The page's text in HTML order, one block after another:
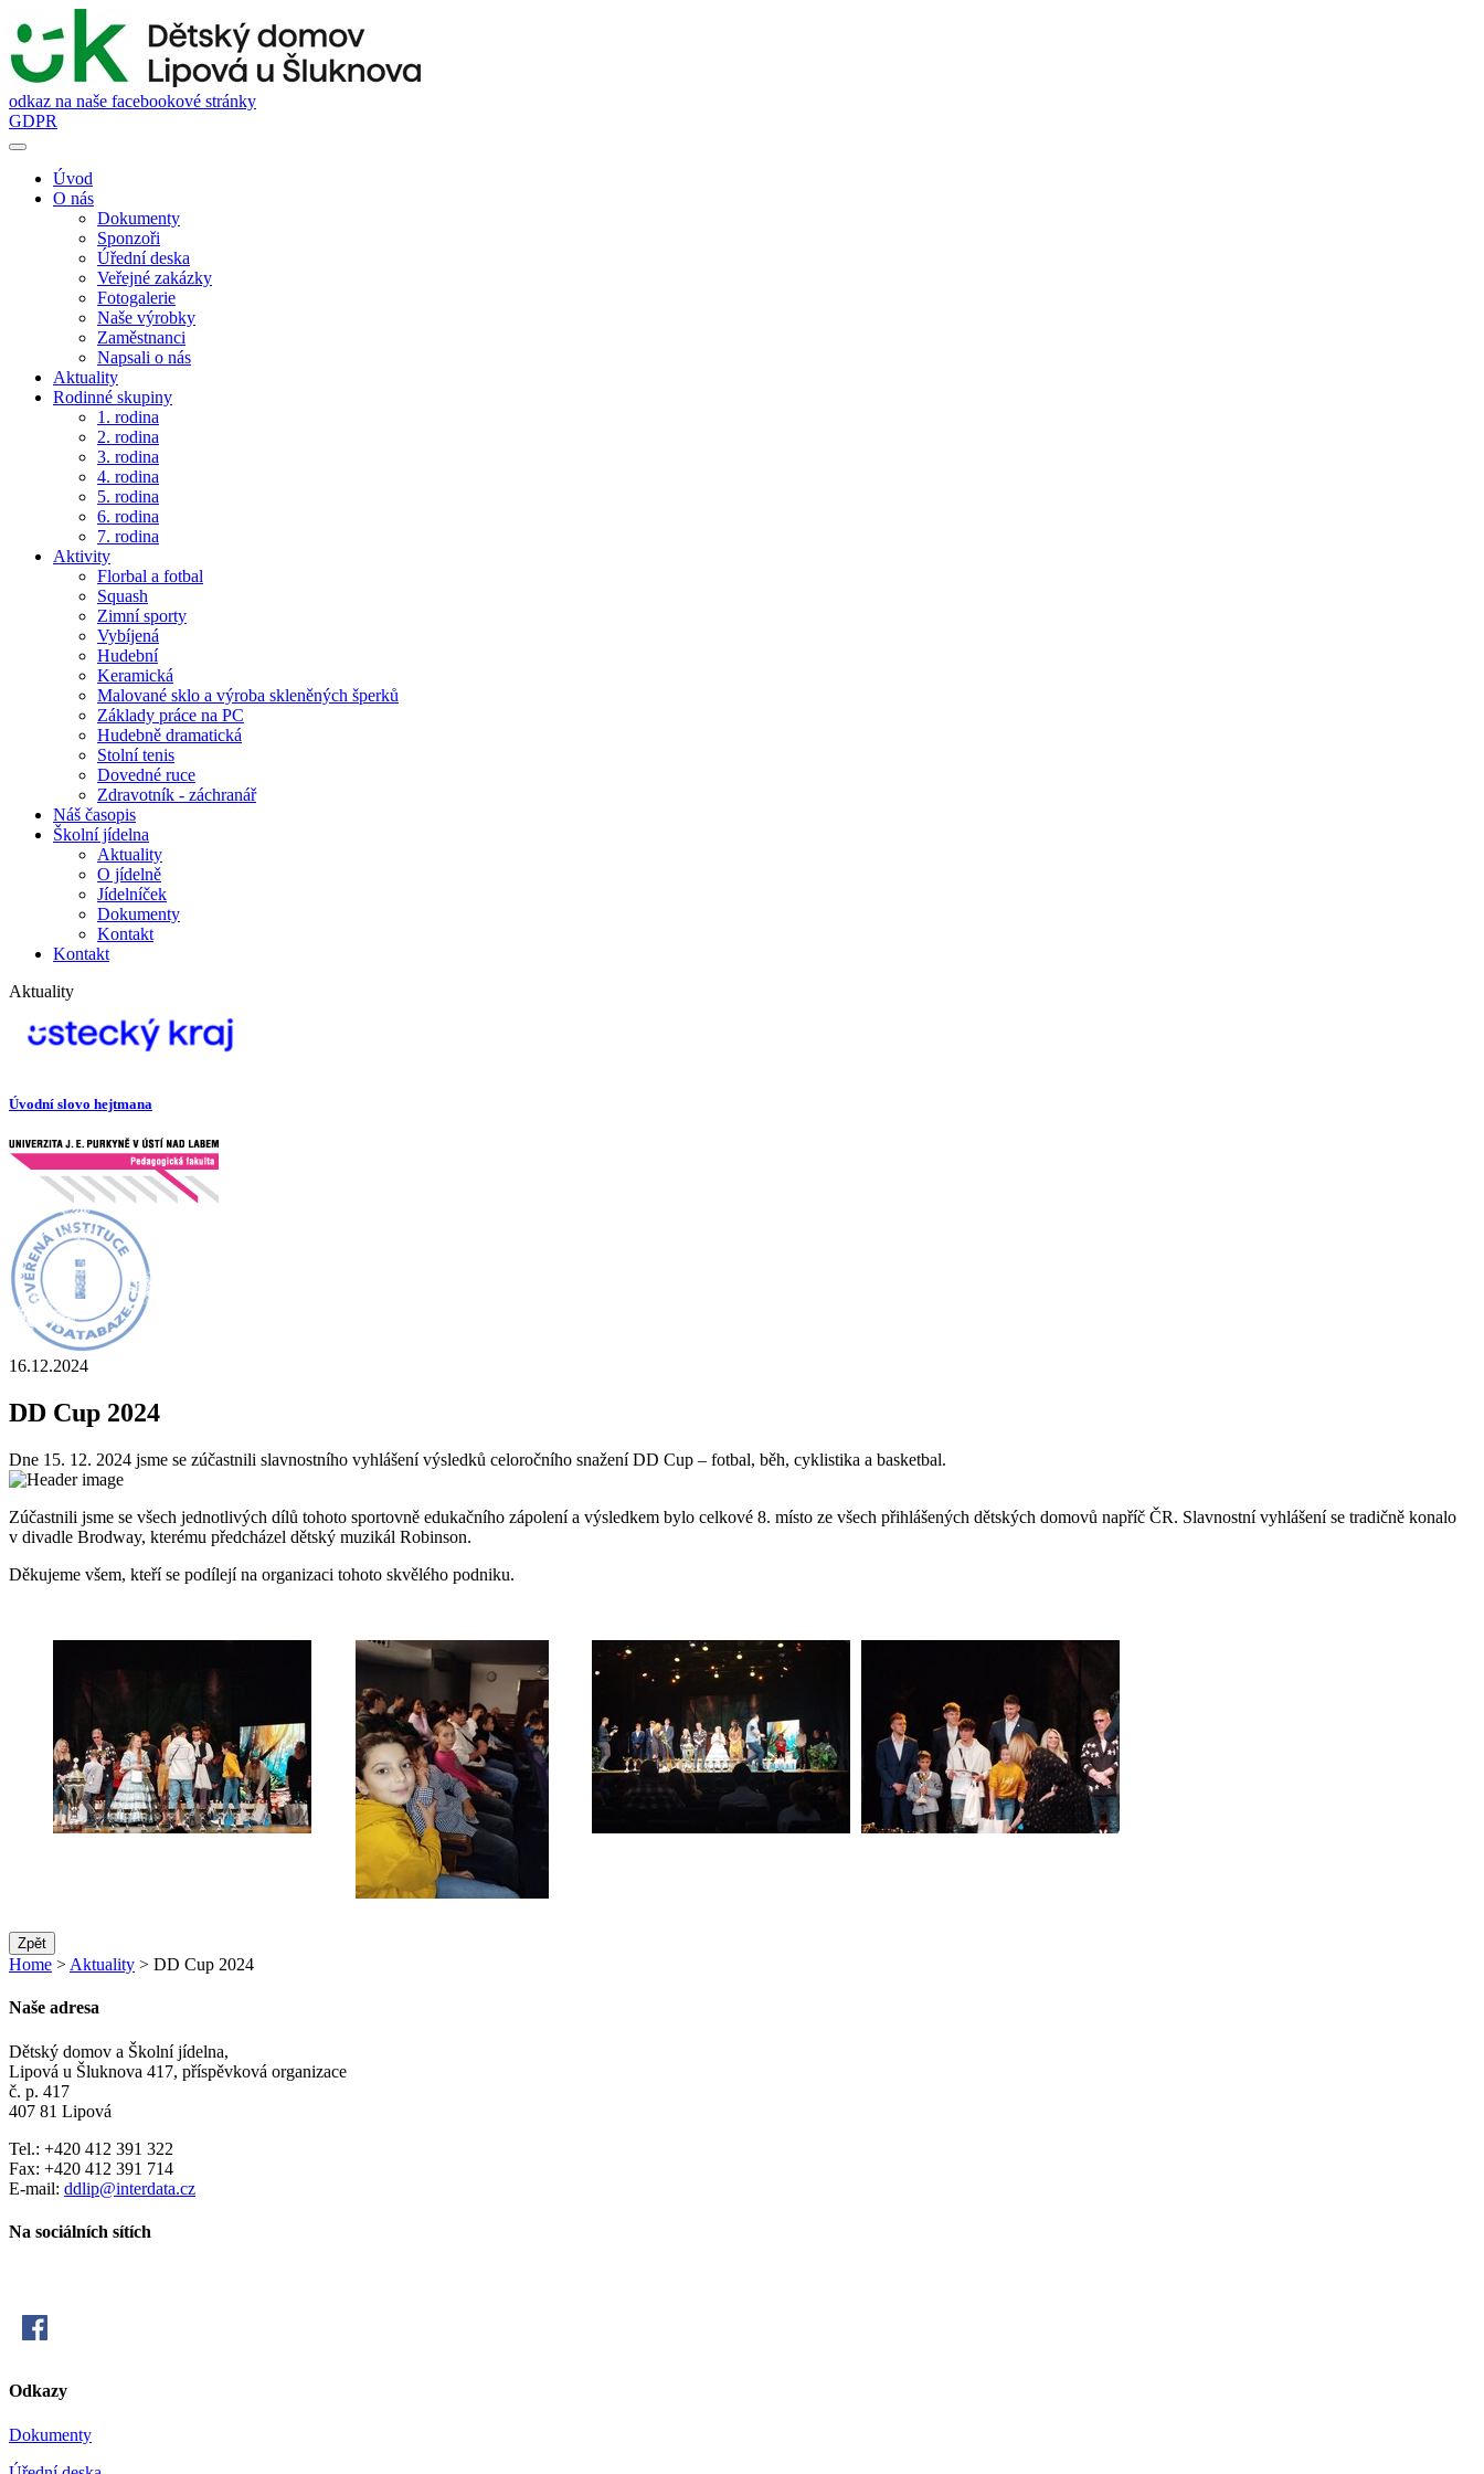
odkaz na naše facebookové stránky
GDPR
Úvod
O nás
Dokumenty
Sponzoři
Úřední deska
Veřejné zakázky
Fotogalerie
Naše výrobky
Zaměstnanci
Napsali o nás
Aktuality
Rodinné skupiny
1. rodina
2. rodina
3. rodina
4. rodina
5. rodina
6. rodina
7. rodina
Aktivity
Florbal a fotbal
Squash
Zimní sporty
Vybíjená
Hudební
Keramická
Malované sklo a výroba skleněných šperků
Základy práce na PC
Hudebně dramatická
Stolní tenis
Dovedné ruce
Zdravotník - záchranář
Náš časopis
Školní jídelna
Aktuality
O jídelně
Jídelníček
Dokumenty
Kontakt
Kontakt
Aktuality
Úvodní slovo hejtmana
16.12.2024
DD Cup 2024
Dne 15. 12. 2024 jsme se zúčastnili slavnostního vyhlášení výsledků celoročního snažení DD Cup – fotbal, běh, cyklistika a basketbal.
Zúčastnili jsme se všech jednotlivých dílů tohoto sportovně edukačního zápolení a výsledkem bylo celkové 8. místo ze všech přihlášených dětských domovů napříč ČR. Slavnostní vyhlášení se tradičně konalo
v divadle Brodway, kterému předcházel dětský muzikál Robinson.
Děkujeme všem, kteří se podílejí na organizaci tohoto skvělého podniku.
Zpět
Home > Aktuality > DD Cup 2024
Naše adresa
Dětský domov a Školní jídelna,
Lipová u Šluknova 417, příspěvková organizace
č. p. 417
407 81 Lipová
Tel.: +420 412 391 322
Fax: +420 412 391 714
E-mail: ddlip@interdata.cz
Na sociálních sítích
Odkazy
Dokumenty